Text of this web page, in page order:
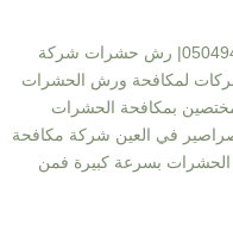
شركة مكافحة الصراصير في العين |0504946054| رش حشرات شركة
لمكافحة ورش الحشرات
بمكافحة الحشرات
في العين شركة مكافحة
الحشرات بسرعة كبيرة فمن